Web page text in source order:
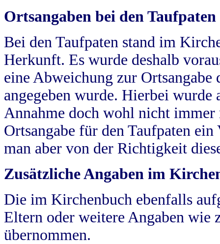
Ortsangaben bei den Taufpaten
Bei den Taufpaten stand im
Herkunft. Es wurde deshalb
eine Abweichung zur
angegeben wurde. Hierbei wurde
Annahme doch wohl nicht
Ortsangabe für den Taufpaten
man aber von der Richtigkeit
Zusätzliche Angaben im
Die im Kirchenbuch ebenfalls
Eltern oder weitere Angaben wie
übernommen.